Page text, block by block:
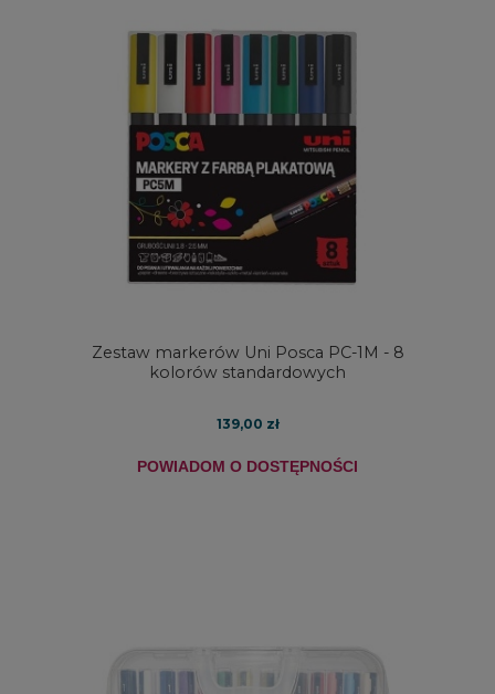
Zestaw markerów Uni Posca PC-1M - 8
kolorów standardowych
139,00 zł
POWIADOM O DOSTĘPNOŚCI